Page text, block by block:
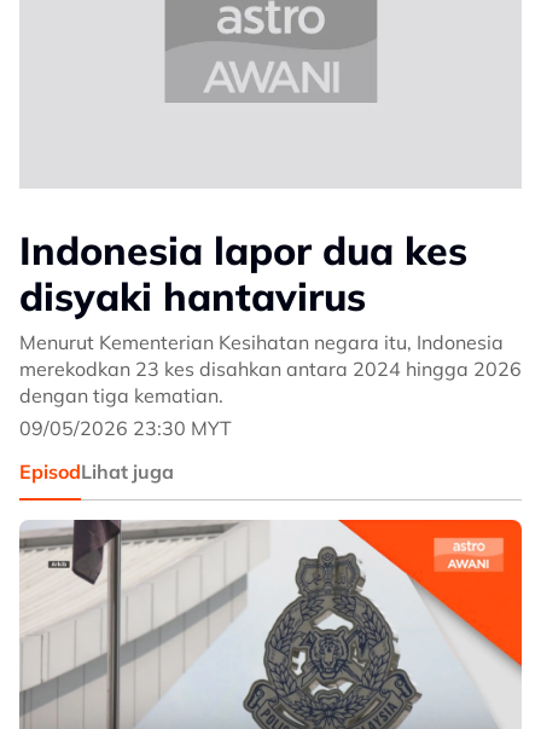
Indonesia lapor dua kes
disyaki hantavirus
Menurut Kementerian Kesihatan negara itu, Indonesia
merekodkan 23 kes disahkan antara 2024 hingga 2026
dengan tiga kematian.
09/05/2026 23:30 MYT
EpisodLihat juga